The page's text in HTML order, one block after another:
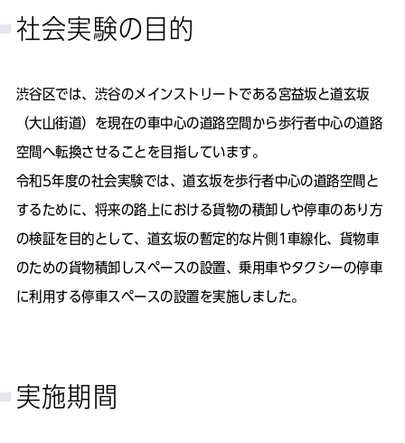
社会実験の目的
渋谷区では、渋谷のメインストリートである宮益坂と道玄坂
（大山街道）を現在の車中心の道路空間から歩行者中心の道路
空間へ転換させることを目指しています。
令和5年度の社会実験では、道玄坂を歩行者中心の道路空間と
するために、将来の路上における貨物の積卸しや停車のあり方
の検証を目的として、道玄坂の暫定的な片側1車線化、貨物車
のための貨物積卸しスペースの設置、乗用車やタクシーの停車
に利用する停車スペースの設置を実施しました。
実施期間